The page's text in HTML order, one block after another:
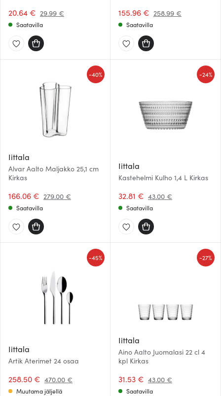
20.64 € 29.99 €
Saatavilla
155.96 € 258.99 €
Saatavilla
Iittala
Alvar Aalto Maljakko 25,1 cm
Kirkas
166.06 € 279.00 €
-40%
Saatavilla
Iittala
Kastehelmi Kulho 1,4 L Kirkas
32.81 € 43.00 €
-24%
Saatavilla
Iittala
Artik Aterimet 24 osaa
258.50 € 470.00 €
-45%
Muutama jäljellä
Iittala
Aino Aalto Juomalasi 22 cl 4
kpl Kirkas
31.53 € 43.00 €
-27%
Saatavilla